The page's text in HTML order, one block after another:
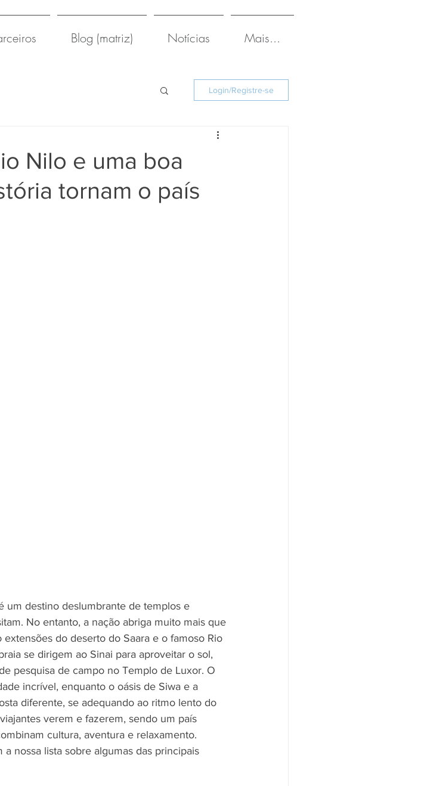
Blog (matriz) Notícias Mais...
Login/Registre-se
Nilo e uma boa
tornam o país
um destino deslumbrante de templos e
No entanto, a nação abriga muito mais que
do deserto do Saara e o famoso Rio
se dirigem ao Sinai para aproveitar o sol,
pesquisa de campo no Templo de Luxor. O
incrível, enquanto o oásis de Siwa e a
diferente, se adequando ao ritmo lento do
verem e fazerem, sendo um país
cultura, aventura e relaxamento.
nossa lista sobre algumas das principais